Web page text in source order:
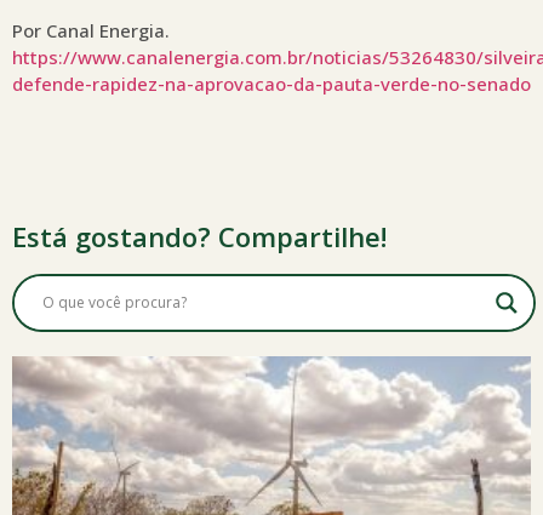
Por Canal Energia.
https://www.canalenergia.com.br/noticias/53264830/
defende-rapidez-na-aprovacao-da-pauta-verde-no-senado
Está gostando? Compartilhe!